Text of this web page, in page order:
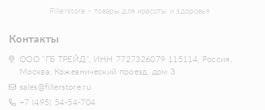
Fillerstore - товары для красоты и здоровья
Контакты
ООО "ГБ ТРЕЙД", ИНН 7727326079 115114, Россия,
Москва, Кожевнический проезд, дом 3
sales@fillerstore.ru
+7 (495) 54-54-704